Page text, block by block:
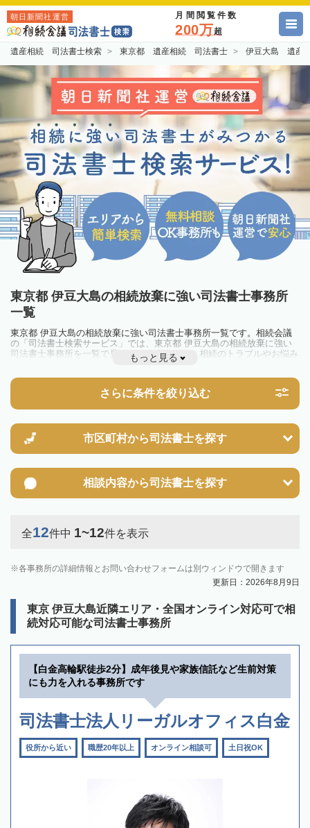
朝日新聞社運営 月間閲覧件数
200万超
遺産相続 司法書士検索 東京都 遺産相続 司法書士 伊豆大島 遺産
東京都 伊豆大島の相続放棄に強い司法書士事務所
一覧
東京都 伊豆大島の相続放棄に強い司法書士事務所一覧です。相続会議
の「司法書士検索サービス」では、東京都 伊豆大島の相続放棄に強い
司法書士事務所を一覧で見ることが出来ます。相続のトラブルやお悩み
を抱えている方は一度近隣の司法書士に相談してみましょう。
もっと見る
さらに条件を絞り込む
市区町村から司法書士を探す
相談内容から司法書士を探す
全12件中 1~12件を表示
各事務所の詳細情報とお問い合わせフォームは別ウィンドウで開きます
更新日：2026年8月9日
東京 伊豆大島近隣エリア・全国オンライン対応可で相
続対応可能な司法書士事務所
【白金高輪駅徒歩2分】成年後見や家族信託など生前対策
にも力を入れる事務所です
司法書士法人リーガルオフィス白金
役所から近い 職歴20年以上 オンライン相談可 土日祝OK